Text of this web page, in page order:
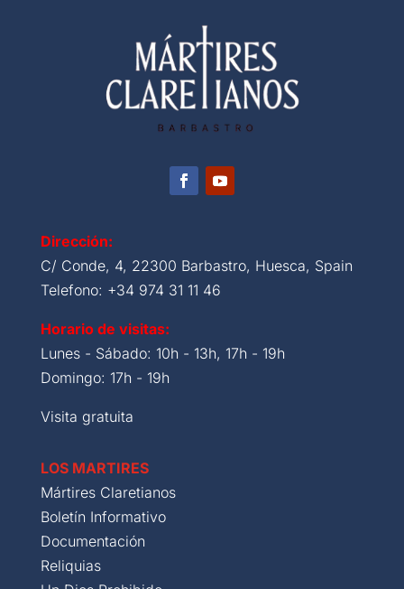
Dirección:
C/ Conde, 4, 22300 Barbastro, Huesca, Spain
Telefono: +34 974 31 11 46
Horario de visitas:
Lunes - Sábado: 10h - 13h, 17h - 19h
Domingo: 17h - 19h
Visita gratuita
LOS MARTIRES
Mártires Claretianos
Boletín Informativo
Documentación
Reliquias